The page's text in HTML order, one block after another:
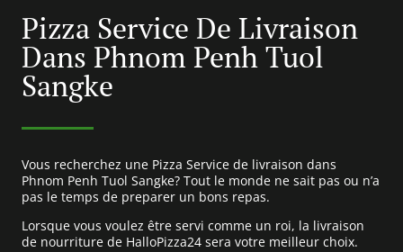
Pizza Service De Livraison
Dans Phnom Penh Tuol
Sangke
Vous recherchez une Pizza Service de livraison dans
Phnom Penh Tuol Sangke? Tout le monde ne sait pas ou n’a
pas le temps de preparer un bons repas.
Lorsque vous voulez être servi comme un roi, la livraison
de nourriture de HalloPizza24 sera votre meilleur choix.